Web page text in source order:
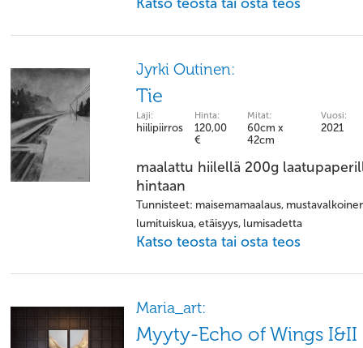
Jyrki Outinen:
Tie
Laji:
hiilipiirros
Hinta:
120,00
€
Mitat:
60cm x
42cm
Vuosi:
2021
maalattu hiilellä 200g
hintaan
Tunnisteet: maisemamaalaus,
lumituiskua, etäisyys, lumisadetta
Katso teosta tai osta teos
Maria_art:
Myyty-Echo of Wings I&II